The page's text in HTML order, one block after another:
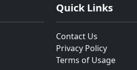
Quick Links
Contact Us
Privacy Policy
Terms of Usage